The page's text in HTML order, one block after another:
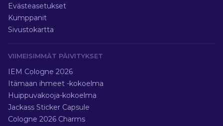
Evästeasetukset
Kumppanit
Sivustokartta
VIIMEISIMMÄT PÄIVITYKSET
IEM Cologne 2026
Itämaan ihmeet -kokoelma
Huippuvakooja-kokoelma
Jackass Sticker Capsule
Cologne 2026 Charms